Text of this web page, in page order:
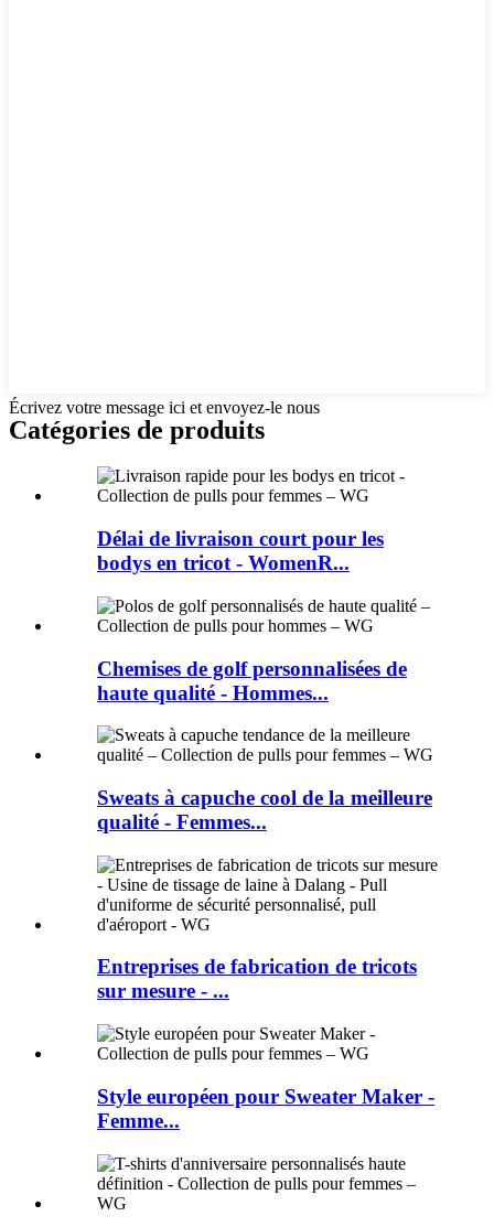
Écrivez votre message ici et envoyez-le nous
Catégories de produits
Délai de livraison court pour les
bodys en tricot - WomenR...
Chemises de golf personnalisées de
haute qualité - Hommes...
Sweats à capuche cool de la meilleure
qualité - Femmes...
Entreprises de fabrication de tricots
sur mesure - ...
Style européen pour Sweater Maker -
Femme...